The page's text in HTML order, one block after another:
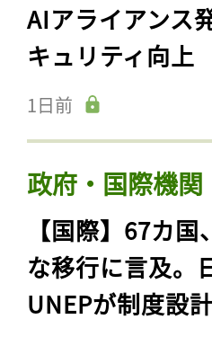
AIアライアンス
キュリティ向上
1日前
政府・国際機関
【国際】67カ
な移行に言及。
UNEPが制度設